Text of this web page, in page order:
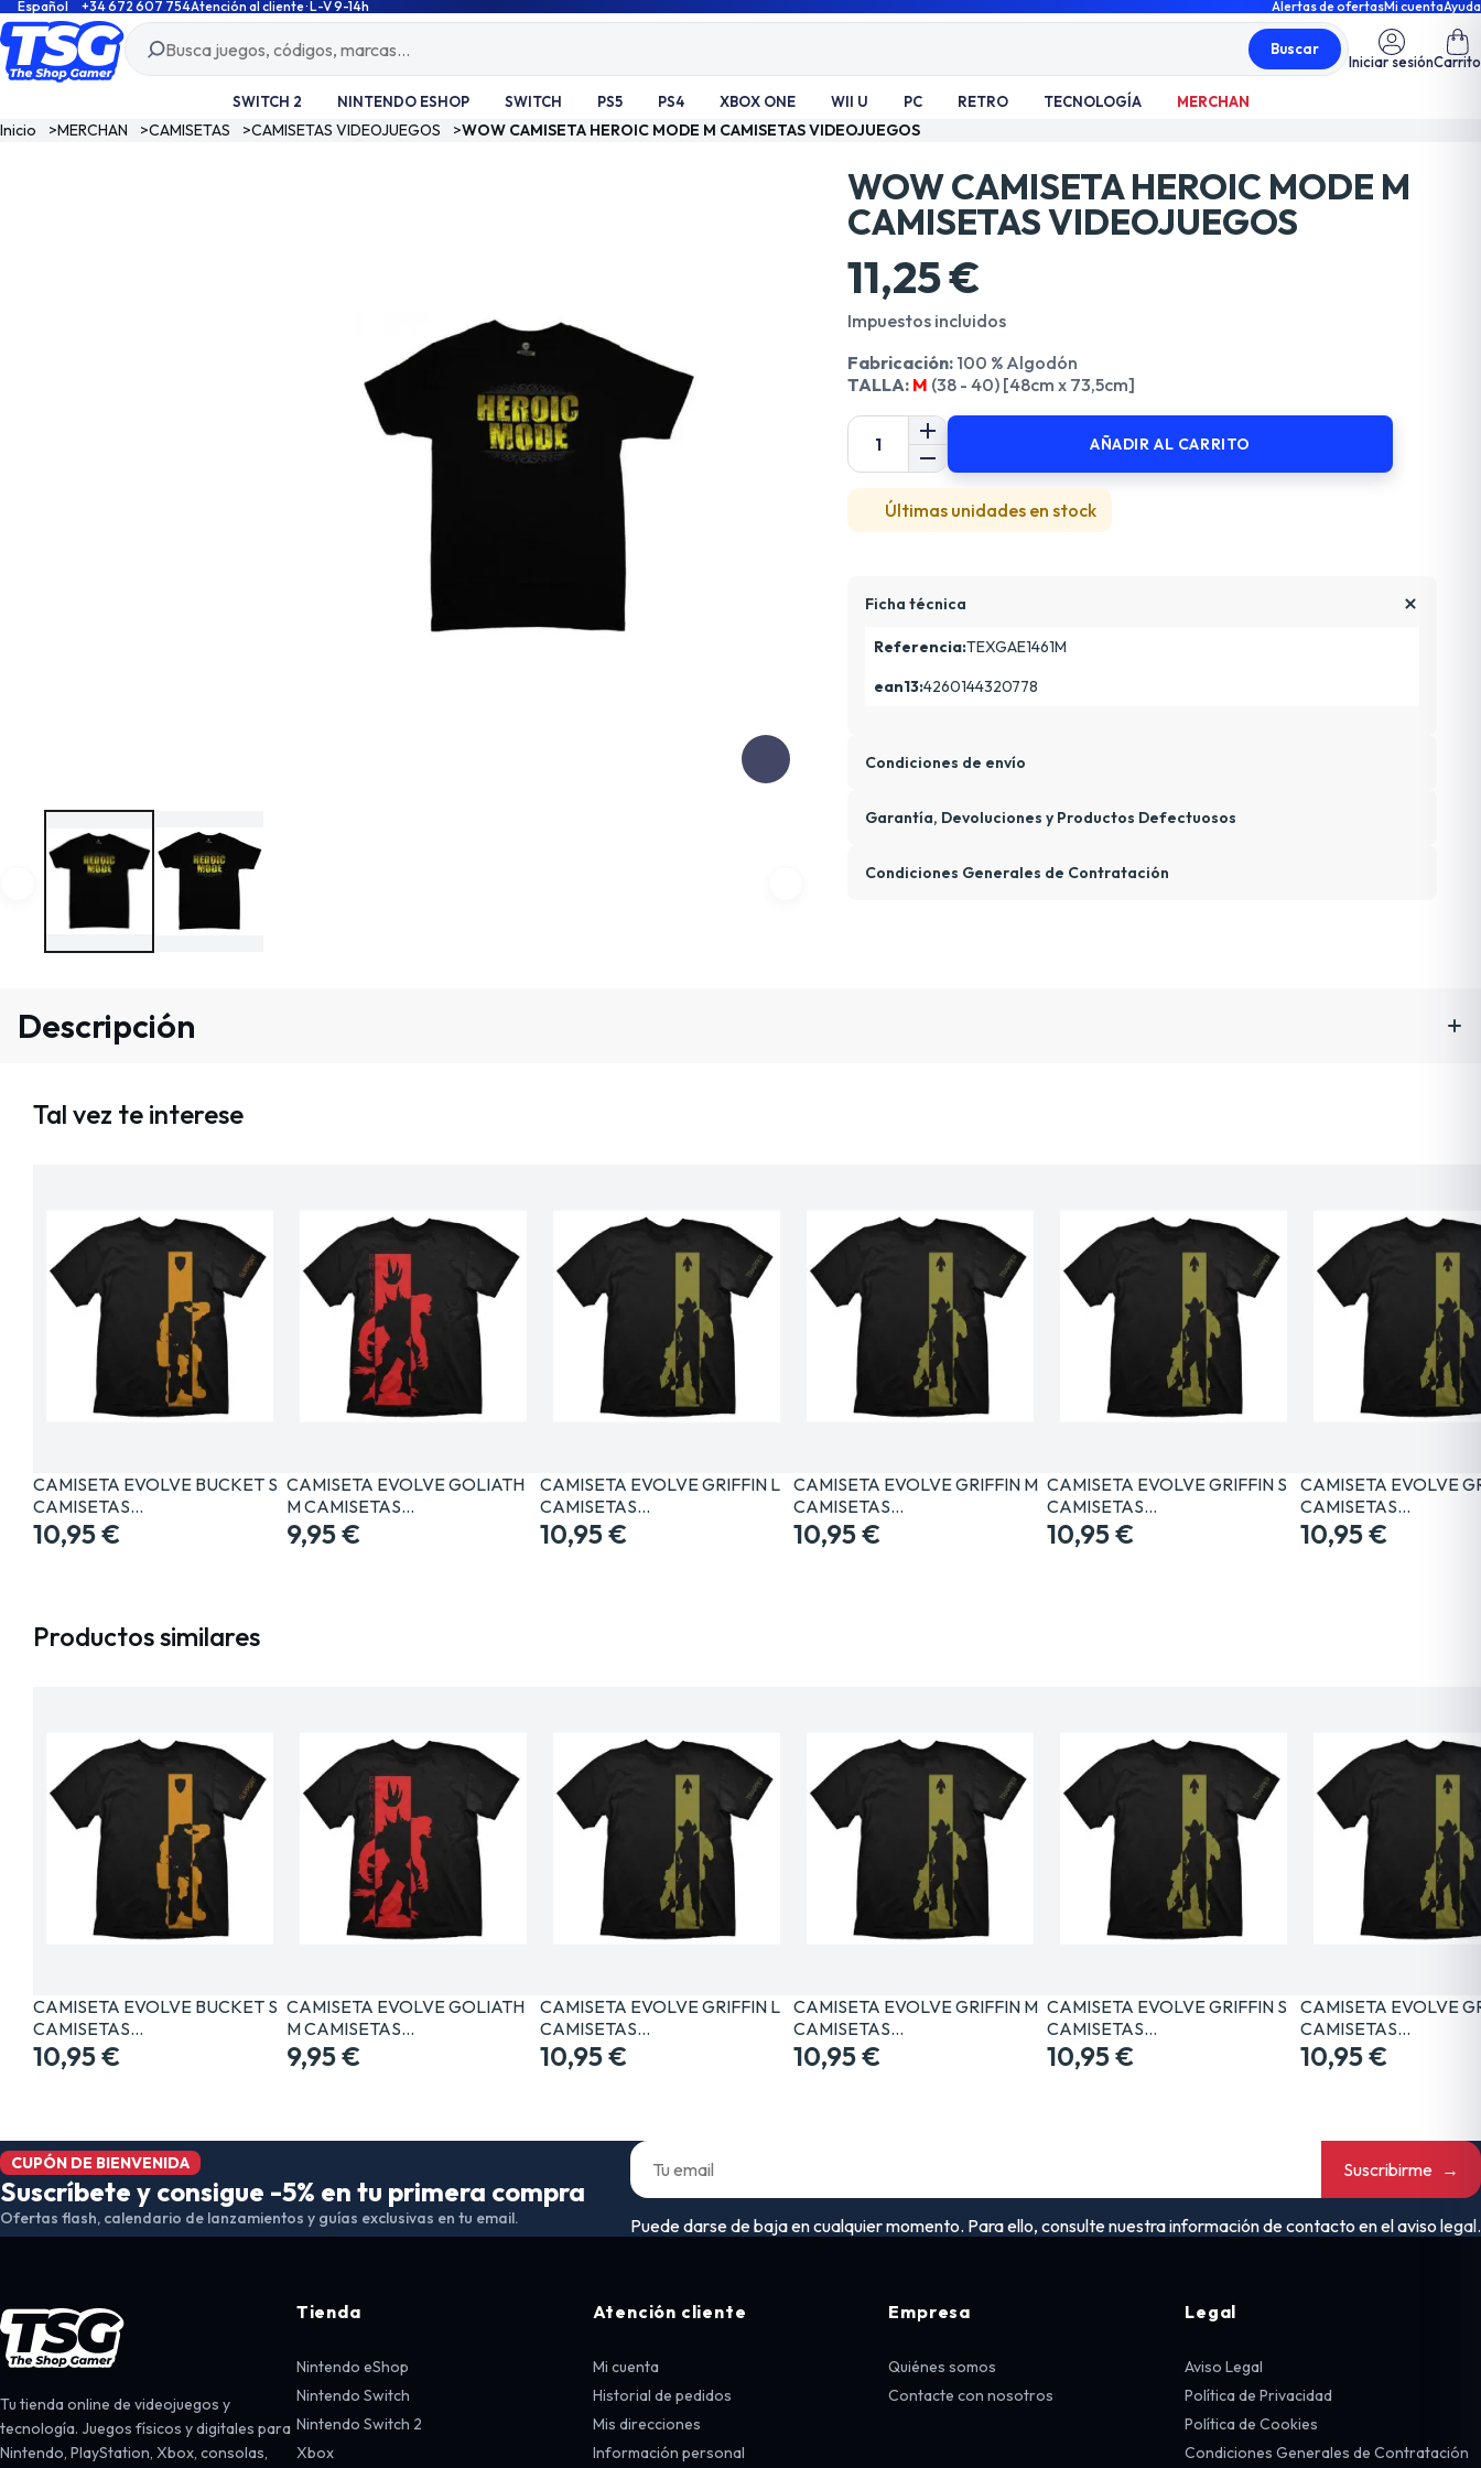
Español +34 672 607 754Atención al cliente · L-V 9-14h Alertas de ofertasMi cuentaAyuda
Buscar
Iniciar sesiónCarrito
SWITCH 2 NINTENDO ESHOP SWITCH PS5 PS4 XBOX ONE WII U PC RETRO TECNOLOGÍA MERCHAN
Inicio >MERCHAN >CAMISETAS >CAMISETAS VIDEOJUEGOS >WOW CAMISETA HEROIC MODE M CAMISETAS VIDEOJUEGOS
WOW CAMISETA HEROIC MODE M
CAMISETAS VIDEOJUEGOS
11,25 €
Impuestos incluidos
Fabricación: 100 % Algodón
TALLA: M (38 - 40) [48cm x 73,5cm]
AÑADIR AL CARRITO
Últimas unidades en stock
Ficha técnica
Referencia:TEXGAE1461M
ean13:4260144320778
Condiciones de envío
Garantía, Devoluciones y Productos Defectuosos
Condiciones Generales de Contratación
Descripción
Tal vez te interese
CAMISETA EVOLVE BUCKET S
CAMISETAS…
10,95 €
CAMISETA EVOLVE GOLIATH
M CAMISETAS…
9,95 €
CAMISETA EVOLVE GRIFFIN L
CAMISETAS…
10,95 €
CAMISETA EVOLVE GRIFFIN M
CAMISETAS…
10,95 €
CAMISETA EVOLVE GRIFFIN S
CAMISETAS…
10,95 €
CAMISETA EVOLVE
CAMISETAS…
10,95 €
Productos similares
CAMISETA EVOLVE BUCKET S
CAMISETAS…
10,95 €
CAMISETA EVOLVE GOLIATH
M CAMISETAS…
9,95 €
CAMISETA EVOLVE GRIFFIN L
CAMISETAS…
10,95 €
CAMISETA EVOLVE GRIFFIN M
CAMISETAS…
10,95 €
CAMISETA EVOLVE GRIFFIN S
CAMISETAS…
10,95 €
CAMISETA EVOLVE
CAMISETAS…
10,95 €
CUPÓN DE BIENVENIDA
Suscríbete y consigue -5% en tu primera compra
Ofertas flash, calendario de lanzamientos y guías exclusivas en tu email.
Suscribirme →
Puede darse de baja en cualquier momento. Para ello, consulte nuestra información de contacto en el aviso legal.
Tu tienda online de videojuegos y
tecnología. Juegos físicos y digitales para
Nintendo, PlayStation, Xbox, consolas,
Tienda
Nintendo eShop
Nintendo Switch
Nintendo Switch 2
Xbox
Atención cliente
Mi cuenta
Historial de pedidos
Mis direcciones
Información personal
Empresa
Quiénes somos
Contacte con nosotros
Legal
Aviso Legal
Política de Privacidad
Política de Cookies
Condiciones Generales de Contratación